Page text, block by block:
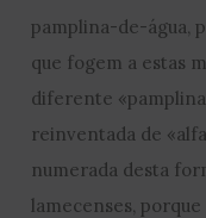
pamplina-de-água,
que fogem a estas
diferente
reinventada de
numerada desta
lamecenses,